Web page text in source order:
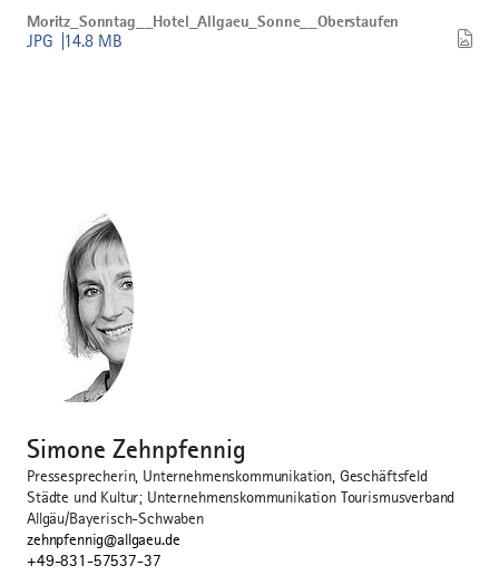
Moritz_Sonntag__Hotel_Allgaeu_Sonne__Oberstaufen
JPG
14.8 MB
herunterladen
Simone Zehnpfennig
Pressesprecherin, Unternehmenskommunikation, Geschäftsfeld
Städte und Kultur; Unternehmenskommunikation Tourismusverband
Allgäu/Bayerisch-Schwaben
zehnpfennig@allgaeu.de
+49-831-57537-37